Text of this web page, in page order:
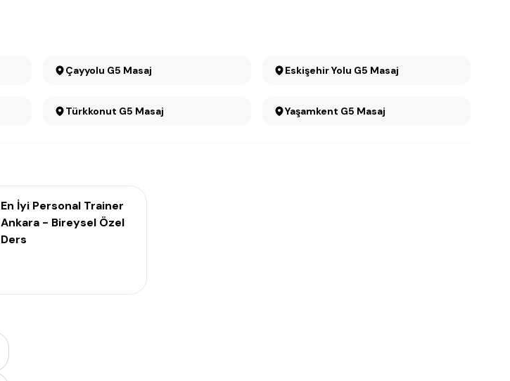
Çayyolu G5 Masaj Eskişehir Yolu G5 Masaj
Türkkonut G5 Masaj Yaşamkent G5 Masaj
En İyi Personal Trainer
Ankara - Bireysel Özel
Ders